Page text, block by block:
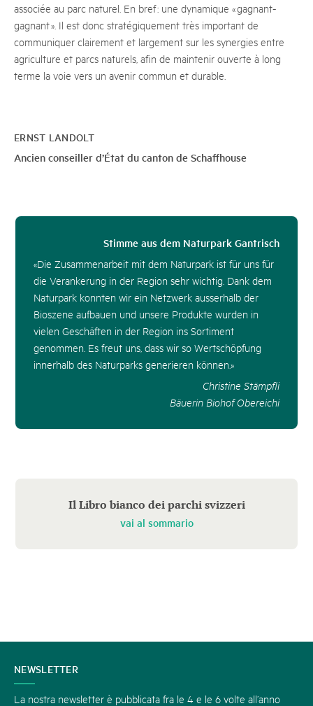
associée au parc naturel. En bref : une dynamique « gagnant-
gagnant ». Il est donc stratégiquement très important de
communiquer clairement et largement sur les synergies entre
agriculture et parcs naturels, afin de maintenir ouverte à long
terme la voie vers un avenir commun et durable.
ERNST LANDOLT
Ancien conseiller d’État du canton de Schaffhouse
Stimme aus dem Naturpark Gantrisch
«Die Zusammenarbeit mit dem Naturpark ist für uns für
die Verankerung in der Region sehr wichtig. Dank dem
Naturpark konnten wir ein Netzwerk ausserhalb der
Bioszene aufbauen und unsere Produkte wurden in
vielen Geschäften in der Region ins Sortiment
genommen. Es freut uns, dass wir so Wertschöpfung
innerhalb des Naturparks generieren können.»
Christine Stämpfli
Bäuerin Biohof Obereichi
Il Libro bianco dei parchi svizzeri
vai al sommario
CONTATTATECI
NEWSLETTER
La nostra newsletter è pubblicata fra le 4 e le 6 volte all’anno